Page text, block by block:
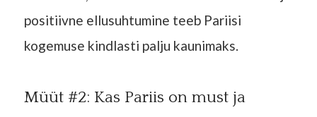
positiivne ellusuhtumine teeb Pariisi
kogemuse kindlasti palju kaunimaks.
Müüt #2: Kas Pariis on must ja